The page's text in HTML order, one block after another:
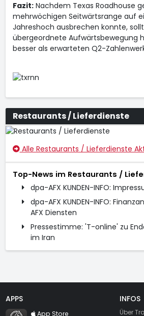
Fazit:Nachdem Texas Roadhouse
mehrwöchigen Seitwärtsrange auf
Jahreshoch ausbrechen konnte,
übergeordnete Aufwärtsbewegung
besser als erwarteten Q2-
Restaurants / Lieferdienste
Alle Restaurants / Lieferdienste
Top-News im Restaurants /
dpa-AFX KUNDEN-INFO:
dpa-AFX KUNDEN-INFO:
AFX Diensten
Pressestimme: 'T-online' zu
im Iran
APPS
TraderFox Flash
App Store
INFOS
Über